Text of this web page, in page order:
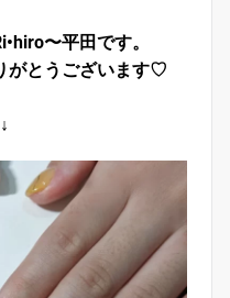
〜平田です。
がとうございます♡